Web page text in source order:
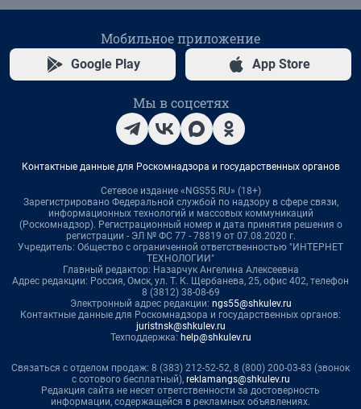
Мобильное приложение
Google Play App Store
Мы в соцсетях
Контактные данные для Роскомнадзора и государственных органов
Сетевое издание «NGS55.RU» (18+)
Зарегистрировано Федеральной службой по надзору в сфере связи,
информационных технологий и массовых коммуникаций
(Роскомнадзор). Регистрационный номер и дата принятия решения о
регистрации - ЭЛ № ФС 77 - 78819 от 07.08.2020 г.
Учредитель: Общество с ограниченной ответственностью "ИНТЕРНЕТ
ТЕХНОЛОГИИ"
Главный редактор: Назарчук Ангелина Алексеевна
Адрес редакции: Россия, Омск, ул. Т. К. Щербанева, 25, офис 402, телефон
8 (3812) 38-08-69
Электронный адрес редакции: ngs55@shkulev.ru
Контактные данные для Роскомнадзора и государственных органов:
juristnsk@shkulev.ru
Техподдержка: help@shkulev.ru
Связаться с отделом продаж: 8 (383) 212-52-52, 8 (800) 200-03-83 (звонок
с сотового бесплатный), reklamangs@shkulev.ru
Редакция сайта не несет ответственности за достоверность
информации, содержащейся в рекламных объявлениях.